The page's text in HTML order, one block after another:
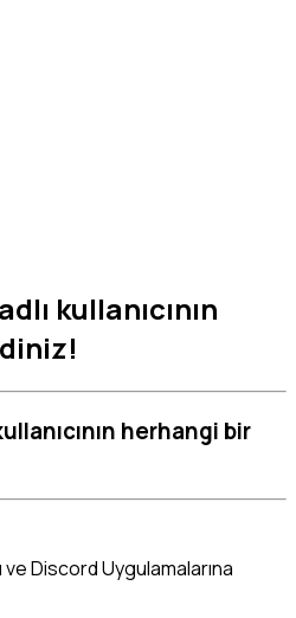
kullanıcının
herhangi bir
Discord Uygulamalarına